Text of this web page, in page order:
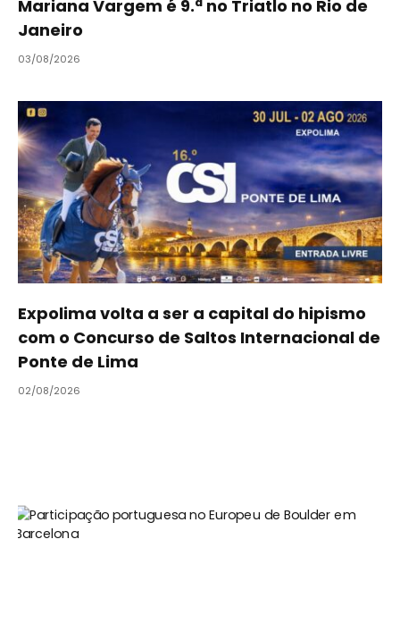
Mariana Vargem é 9.ª no Triatlo no Rio de
Janeiro
03/08/2026
Expolima volta a ser a capital do hipismo
com o Concurso de Saltos Internacional de
Ponte de Lima
02/08/2026